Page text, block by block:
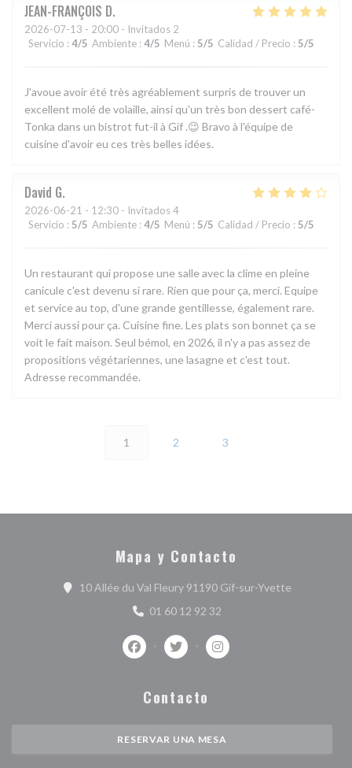
JEAN-FRANÇOIS D
2026-07-13 - 20:00 - Invitados 2
Servicio : 4/5 Ambiente : 4/5 Menú : 5/5 Calidad / Precio : 5/5
J'avoue avoir été très agréablement surpris de trouver un
excellent molé de volaille, ainsi qu'un très bon dessert café-
Tonka dans un bistrot fut-il à Gif .😉 Bravo à l'équipe de
cuisine d'avoir eu ces très belles idées.
David G
2026-06-21 - 12:30 - Invitados 4
Servicio : 5/5 Ambiente : 4/5 Menú : 5/5 Calidad / Precio : 5/5
Un restaurant qui propose une salle avec la clime en pleine
canicule c'est devenu si rare. Rien que pour ça, merci. Equipe
et service au top, d'une grande gentillesse, également rare.
Merci aussi pour ça. Cuisine fine. Les plats son bonnet ça se
voit le fait maison. Seul bémol, en 2026, il n'y a pas assez de
propositions végétariennes, une lasagne et c'est tout.
Adresse recommandée.
1 2 3
Mapa y Contacto
10 Allée du Val Fleury 91190 Gif-sur-Yvette((abre en
01 60 12 92 32
Facebook ((abre en una nueva ventana))
Twitter ((abre en una nueva
Instagram ((abre en una
Contacto
RESERVAR UNA MESA